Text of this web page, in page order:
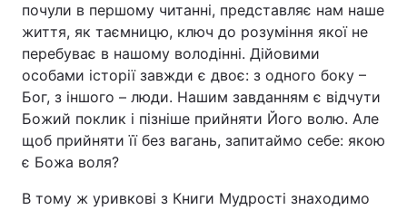
Спорт Наука
Техно і зв'язок Лайт
Зброя Інциденти
Здоров'я Туризм
почули в першому читанні, представляє нам наше
життя, як таємницю, ключ до розуміння якої не
перебуває в нашому володінні. Дійовими
особами історії завжди є двоє: з одного боку –
Бог, з іншого – люди. Нашим завданням є відчути
Божий поклик і пізніше прийняти Його волю. Але
щоб прийняти її без вагань, запитаймо себе: якою
є Божа воля?
В тому ж уривкові з Книги Мудрості знаходимо